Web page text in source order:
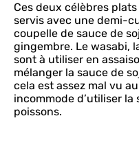
Ces deux célèbres
servis avec une demi-
coupelle de sauce de
gingembre. Le wasabi,
sont à utiliser en
mélanger la sauce de
cela est assez mal vu
incommode d’utiliser
poissons.